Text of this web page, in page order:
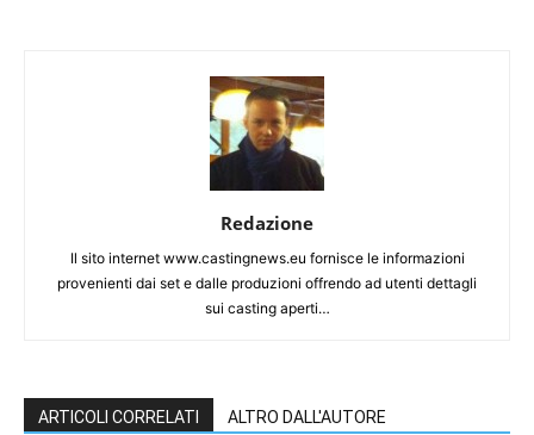
Redazione
Il sito internet www.castingnews.eu fornisce le informazioni
provenienti dai set e dalle produzioni offrendo ad utenti dettagli
sui casting aperti…
ARTICOLI CORRELATI ALTRO DALL'AUTORE